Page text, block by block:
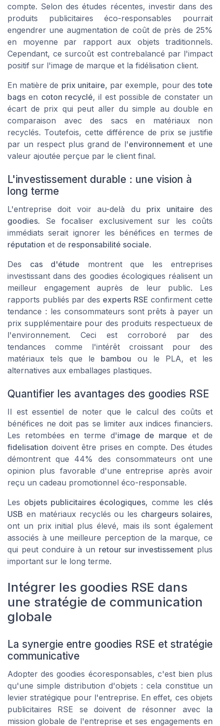
compte. Selon des études récentes, investir dans des
produits publicitaires éco-responsables pourrait
engendrer une augmentation de coût de près de 25%
en moyenne par rapport aux objets traditionnels.
Cependant, ce surcoût est contrebalancé par l'impact
positif sur l'image de marque et la fidélisation client.
En matière de prix unitaire, par exemple, pour destote
bags en coton recyclé, il est possible de constater un
écart de prix qui peut aller du simple au double en
comparaison avec des sacs en matériaux non
recyclés. Toutefois, cette différence de prix se justifie
par un respect plus grand de l'environnement et une
valeur ajoutée perçue par le client final.
L'investissement durable : une vision à
long terme
L'entreprise doit voir au-delà du prix unitaire des
goodies. Se focaliser exclusivement sur les coûts
immédiats serait ignorer les bénéfices en termes de
réputation et de responsabilité sociale.
Des cas d'étude montrent que les entreprises
investissant dans des goodies écologiques réalisent un
meilleur engagement auprès de leur public. Les
rapports publiés par des experts RSE confirment cette
tendance : les consommateurs sont prêts à payer un
prix supplémentaire pour des produits respectueux de
l'environnement. Ceci est corroboré par des
tendances comme l'intérêt croissant pour des
matériaux tels que le bambou ou le PLA, et les
alternatives aux emballages plastiques.
Quantifier les avantages des goodies RSE
Il est essentiel de noter que le calcul des coûts et
bénéfices ne doit pas se limiter aux indices financiers.
Les retombées en terme d'image de marque et de
fidelisation doivent être prises en compte. Des études
démontrent que 44% des consommateurs ont une
opinion plus favorable d'une entreprise après avoir
reçu un cadeau promotionnel éco-responsable.
Les objets publicitaires écologiques, comme les clés
USB en matériaux recyclés ou les chargeurs solaires,
ont un prix initial plus élevé, mais ils sont également
associés à une meilleure perception de la marque, ce
qui peut conduire à un retour sur investissement plus
important sur le long terme.
Intégrer les goodies RSE dans
une stratégie de communication
globale
La synergie entre goodies RSE et stratégie
communicative
Adopter des goodies écoresponsables, c'est bien plus
qu'une simple distribution d'objets : cela constitue un
levier stratégique pour l'entreprise. En effet, ces objets
publicitaires RSE se doivent de résonner avec la
mission globale de l'entreprise et ses engagements en